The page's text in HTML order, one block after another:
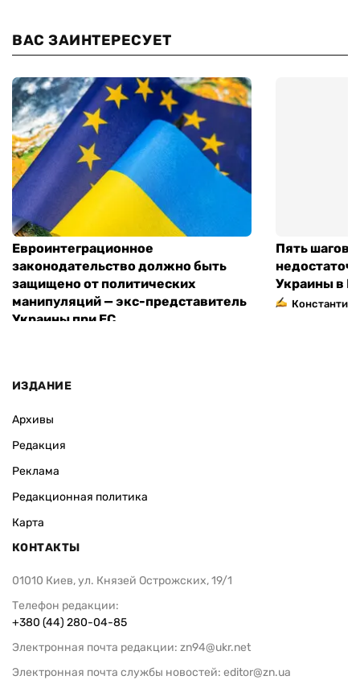
ВАС ЗАИНТЕРЕСУЕТ
Евроинтеграционное
законодательство должно быть
защищено от политических
манипуляций — экс-представитель
Украины при ЕС
Пять шагов
Украины в
Константин
ИЗДАНИЕ
Архивы
Редакция
Реклама
Редакционная политика
Карта
КОНТАКТЫ
01010 Киев, ул. Князей Острожских, 19/1
Телефон редакции:
+380 (44) 280-04-85
Электронная почта редакции: zn94@ukr.net
Электронная почта службы новостей: editor@zn.ua